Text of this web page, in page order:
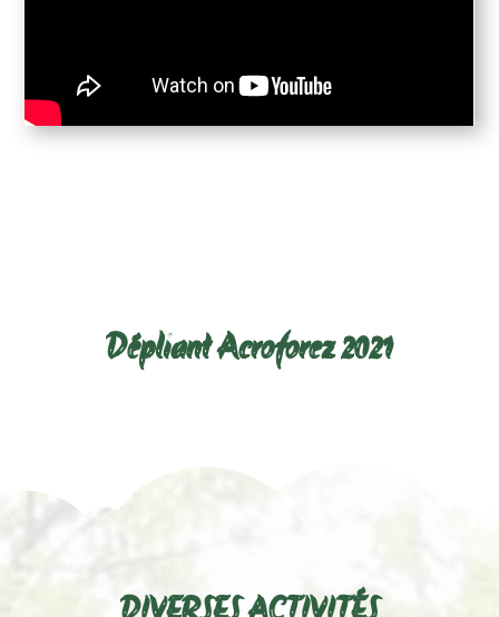
Dépliant Acroforez 2021